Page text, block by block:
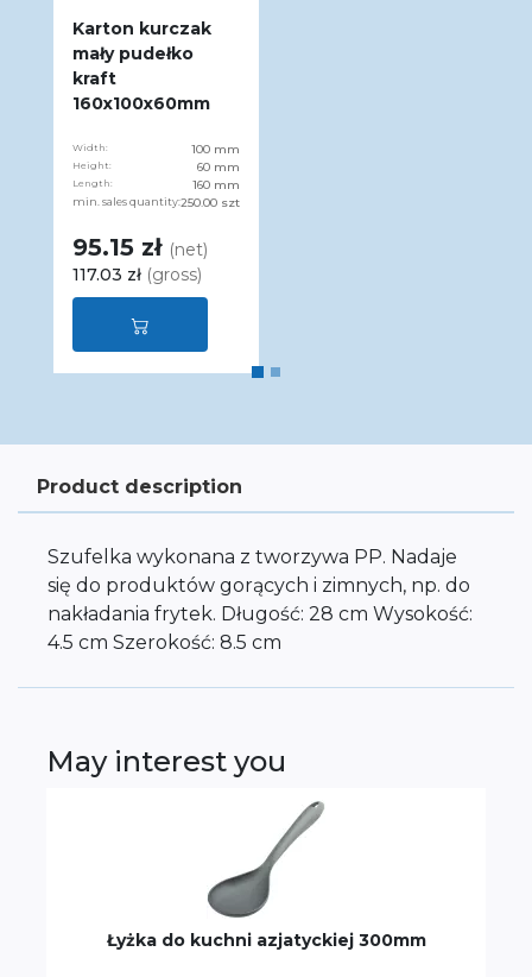
Karton kurczak
mały pudełko
kraft
160x100x60mm
Width: 100 mm
Height: 60 mm
Length: 160 mm
min. sales quantity:250.00 szt
95.15 zł (net)
117.03 zł (gross)
Product description
Szufelka wykonana z tworzywa PP. Nadaje
się do produktów gorących i zimnych, np. do
nakładania frytek. Długość: 28 cm Wysokość:
4.5 cm Szerokość: 8.5 cm
May interest you
Łyżka do kuchni azjatyckiej 300mm